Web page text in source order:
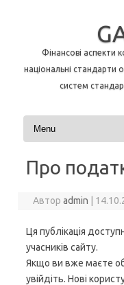
Фінансові аспекти
національні стандарти
систем
Перейти до контенту
Про
Авторadmin
Ця публікація
учасників сайту.
Якщо ви вже маєте
увійдіть. Нові